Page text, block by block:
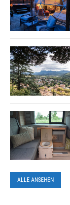
ALLE ANSEHEN